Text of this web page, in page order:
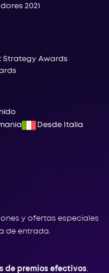
2021
Strategy Awards
Desde Italia
y ofertas especiales
de entrada.
de premios efectivos